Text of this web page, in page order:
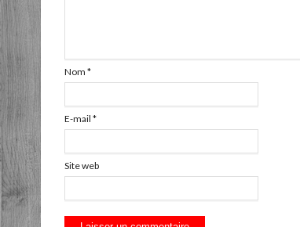
Nom *
E-mail *
Site web